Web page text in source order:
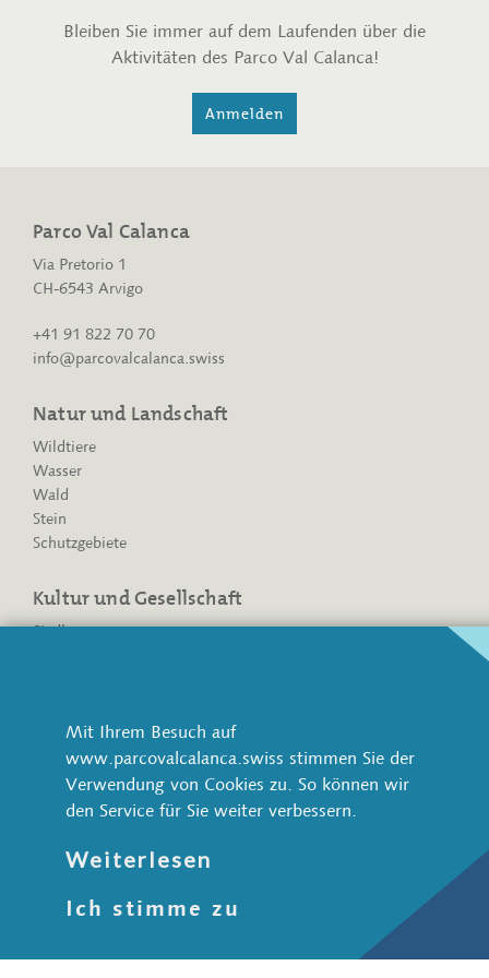
Bleiben Sie immer auf dem Laufenden über die
Aktivitäten des Parco Val Calanca!
Anmelden
Parco Val Calanca
Via Pretorio 1
CH-6543 Arvigo
+41 91 822 70 70
info@parcovalcalanca.swiss
Natur und Landschaft
Wildtiere
Wasser
Wald
Stein
Schutzgebiete
Kultur und Gesellschaft
Siedlungen
Kennzahlen
Der Naturpark Calancatal
Kennzahlen vom Park
Parkperimeter
Verein
Verein Parco Val Calanca
Mit Ihrem Besuch auf
www.parcovalcalanca.swiss stimmen Sie der
Verwendung von Cookies zu. So können wir
den Service für Sie weiter verbessern.
Weiterlesen
Ich stimme zu